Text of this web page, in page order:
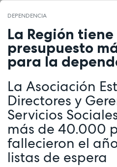
DEPENDENCIA
La Región
presupuesto
para la
La Asociación
Directores y
Servicios
más de 40.000
fallecieron el
listas de espera